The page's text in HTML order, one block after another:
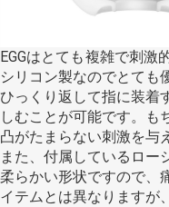
EGGはとても複雑で刺激
シリコン製なのでとても
ひっくり返して指に装着
しむことが可能です。も
凸がたまらない刺激を与
また、付属しているロー
柔らかい形状ですので、
イテムとは異なりますが